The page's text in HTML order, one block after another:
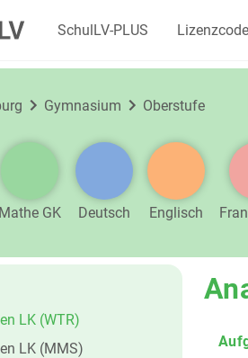
SchulLV-PLUS
Gymnasium Oberstufe
Mathe GK Deutsch Englisch
Abi-Aufgaben LK (WTR)
Abi-Aufgaben LK (MMS)